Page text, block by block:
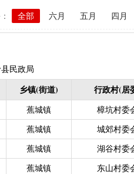
| 政策性家禽、生猪养殖保险保费
| 生猪规模化养殖场无害化处理补
农作物良种补贴资金分配情况
| 省级生态公益林效益补偿专项
残疾人自主创业就业 | 低保
重度残疾人护理津贴（残联）
重度残疾人、精神和智力残疾
大中型水库移民后期扶持资金（
城乡居民医保大病保险（2021
全部 六月 五月 四月
民政局
乡镇(街道) 行政村(居
蕉城镇 樟坑村委
蕉城镇 城郊村委
蕉城镇 湖谷村委
蕉城镇 东山村委